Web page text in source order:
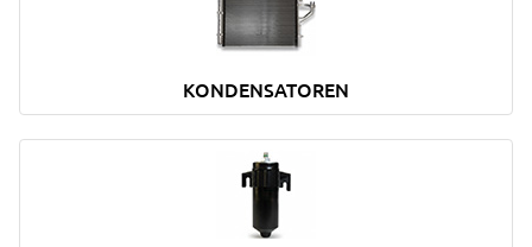
KONDENSATOREN